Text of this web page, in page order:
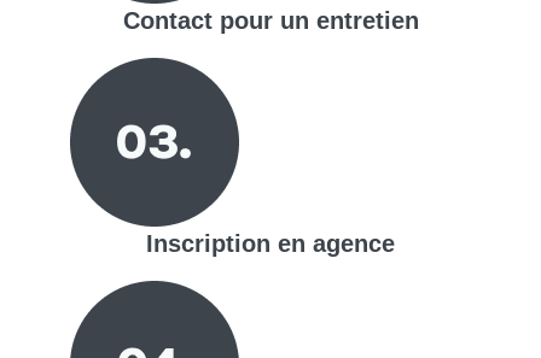
Contact pour un entretien
Inscription en agence